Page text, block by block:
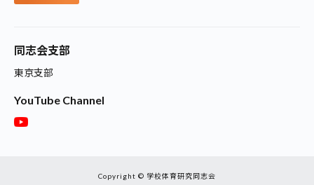
同志会支部
東京支部
YouTube Channel
Copyright © 学校体育研究同志会